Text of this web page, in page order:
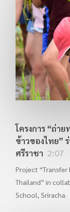
โครงการ “ถ่า
ข้าวของไทย”
ศรีราชา 2:07
Project
Thailand” in
School, Sriracha.